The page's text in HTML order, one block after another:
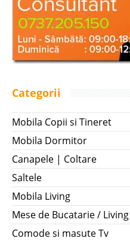
Categorii
Mobila Copii si Tineret
Mobila Dormitor
Canapele | Coltare
Saltele
Mobila Living
Mese de Bucatarie / Living
Comode si masute Tv